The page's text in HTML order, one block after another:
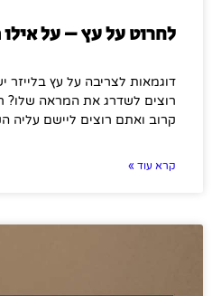
לחרוט על עץ – על
דוגמאות לצריבה על עץ
רוצים לשדרג את המראה
קרוב ואתם רוצים ליישם עליה
קרא עוד »